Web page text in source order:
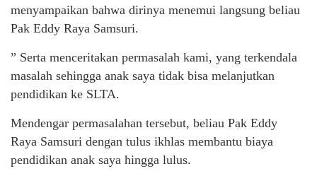
menyampaikan bahwa dirinya menemui langsung beliau
Pak Eddy Raya Samsuri.
” Serta menceritakan permasalah kami, yang terkendala
masalah sehingga anak saya tidak bisa melanjutkan
pendidikan ke SLTA.
Mendengar permasalahan tersebut, beliau Pak Eddy
Raya Samsuri dengan tulus ikhlas membantu biaya
pendidikan anak saya hingga lulus.